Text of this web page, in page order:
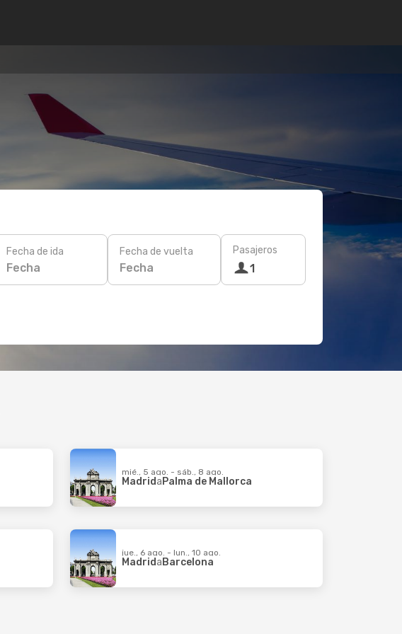
Fecha de ida
Fecha
Fecha de vuelta
Fecha
Pasajeros
1
mié., 5 ago. - sáb., 8 ago.
MadridaPalma de Mallorca
jue., 6 ago. - lun., 10 ago.
Madrida Barcelona